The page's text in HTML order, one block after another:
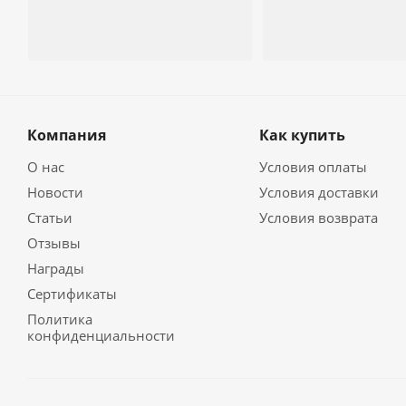
Компания
О нас
Новости
Статьи
Отзывы
Награды
Сертификаты
Политика
конфиденциальности
Как купить
Условия оплаты
Условия доставки
Условия возврата